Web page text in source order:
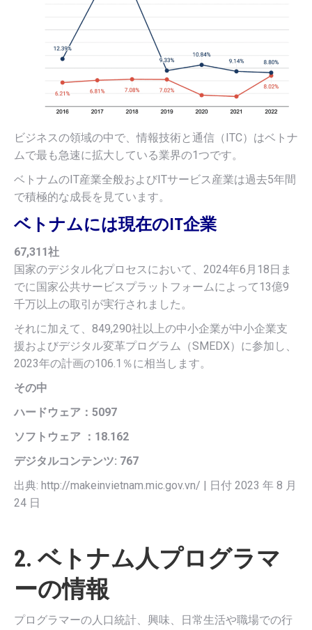
ビジネスの領域の中で、情報技術と通信（ITC）はベトナ
ムで最も急速に拡大している業界の1つです。
ベトナムのIT産業全般およびITサービス産業は過去5年間
で積極的な成長を見ています。
ベトナムには現在のIT企業
67,311社
国家のデジタル化プロセスにおいて、2024年6月18日ま
でに国家公共サービスプラットフォームによって13億9
千万以上の取引が実行されました。
それに加えて、849,290社以上の中小企業が中小企業支
援およびデジタル変革プログラム（SMEDX）に参加し、
2023年の計画の106.1％に相当します。
その中
ハードウェア：5097
ソフトウェア ：18.162
デジタルコンテンツ: 767
出典: http://makeinvietnam.mic.gov.vn/ | 日付 2023 年 8 月
24 日
2. ベトナム人プログラマ
ーの情報
プログラマーの人口統計、興味、日常生活や職場での行